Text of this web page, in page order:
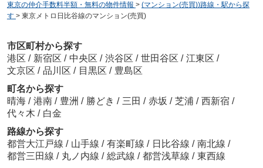
東京の仲介手数料半額・無料の物件情報 > (マンション(売買))路線・駅から探
す > 東京メトロ日比谷線のマンション(売買)
市区町村から探す
港区 / 新宿区 / 中央区 / 渋谷区 / 世田谷区 / 江東区 /
文京区 / 品川区 / 目黒区 / 豊島区
町名から探す
晴海 / 港南 / 豊洲 / 勝どき / 三田 / 赤坂 / 芝浦 / 西新宿 /
代々木 / 白金
路線から探す
都営大江戸線 / 山手線 / 有楽町線 / 日比谷線 / 南北線 /
都営三田線 / 丸ノ内線 / 総武線 / 都営浅草線 / 東西線